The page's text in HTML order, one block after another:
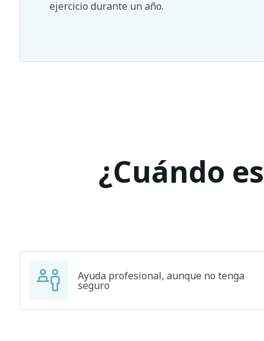
ejercicio durante un año.
¿Cuándo
Ayuda profesional, aunque no tenga
seguro